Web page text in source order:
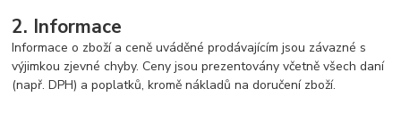
2. Informace
Informace o zboží a ceně uváděné prodávajícím jsou závazné s
výjimkou zjevné chyby. Ceny jsou prezentovány včetně všech daní
(např. DPH) a poplatků, kromě nákladů na doručení zboží.